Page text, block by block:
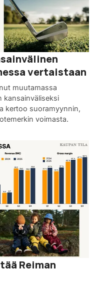
vertaistaan
muutamassa
kansainväliseksi
kertoo suoramyynnin,
voimasta.
Reiman